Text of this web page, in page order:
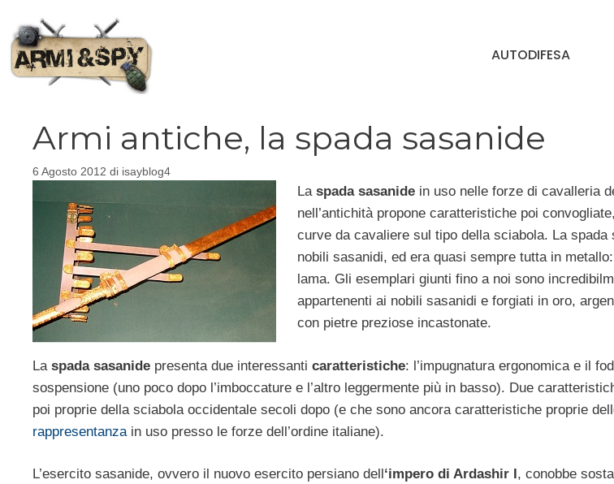
contenuto
AUTODIFESA
Armi antiche, la spada sasanide
6 Agosto 2012 di isayblog4
La spada sasanidein uso nelle forze di cavalleria
nell’antichità propone caratteristiche poi
curve da cavaliere sul tipo della sciabola. La spada
nobili sasanidi, ed era quasi sempre tutta in
lama. Gli esemplari giunti fino a noi sono
appartenenti ai nobili sasanidi e forgiati in oro,
con pietre preziose incastonate.
La spada sasanide presenta due interessanti caratteristiche: l’impugnatura ergonomica e il
sospensione (uno poco dopo l’imboccature e l’altro leggermente più in basso). Due
poi proprie della sciabola occidentale secoli dopo (e che sono ancora caratteristiche proprie
rappresentanza in uso presso le forze dell’ordine italiane).
L’esercito sasanide, ovvero il nuovo esercito persiano dell‘impero di Ardashir I, conobbe